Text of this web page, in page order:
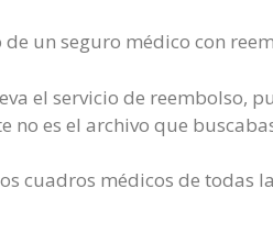
de un seguro médico con
el servicio de reembolso,
no es el archivo que
cuadros médicos de